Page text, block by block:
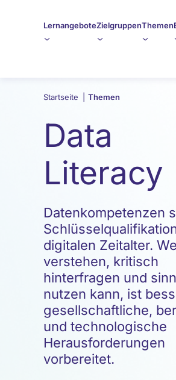
LernangeboteZielgruppenThemen
Startseite Themen
Data
Literacy
Datenkompetenzen
digitalen Zeitalter.
verstehen, kritisch
hinterfragen und
nutzen kann, ist
gesellschaftliche,
und technologische
Herausforderungen
vorbereitet.